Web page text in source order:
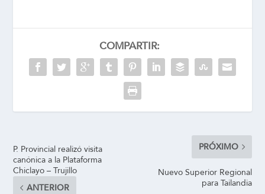
COMPARTIR:
P. Provincial realizó visita
canónica a la Plataforma
Chiclayo – Trujillo
ANTERIOR
PRÓXIMO
Nuevo Superior Regional
para Tailandia